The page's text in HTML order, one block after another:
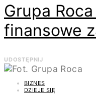
Grupa
finansowe
UDOSTĘPNIJ
BIZNES
DZIEJE SIĘ